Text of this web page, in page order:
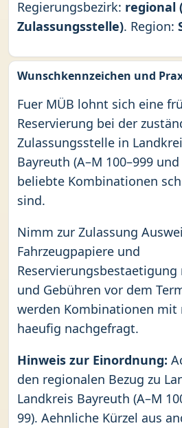
Regierungsbezirk: regional
Zulassungsstelle). Region:
Wunschkennzeichen und
Fuer MÜB lohnt sich eine
Reservierung bei der
Zulassungsstelle in
Bayreuth (A–M 100–999 und
beliebte Kombinationen
sind.
Nimm zur Zulassung
Fahrzeugpapiere und
und Gebühren vor dem
werden Kombinationen mit
haeufig nachgefragt.
Hinweis zur Einordnung:
den regionalen Bezug zu
Landkreis Bayreuth (A–M
99). Aehnliche Kürzel aus